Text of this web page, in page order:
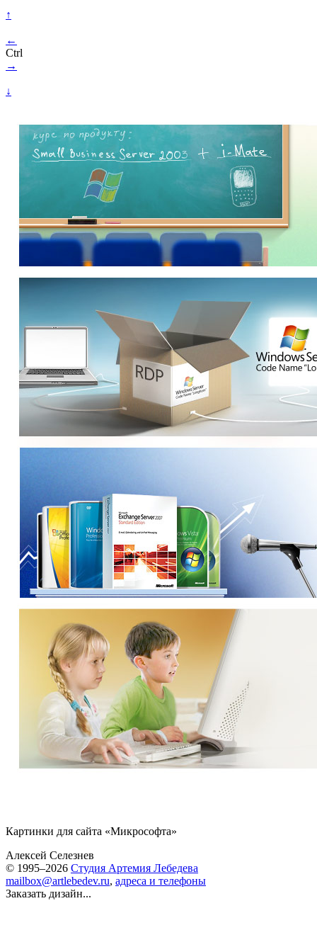
↑
←
Ctrl
→
↓
Картинки для сайта «Микрософта»
Алексей Селезнев
© 1995–2026 Студия Артемия Лебедева
mailbox@artlebedev.ru, адреса и телефоны
Заказать дизайн...